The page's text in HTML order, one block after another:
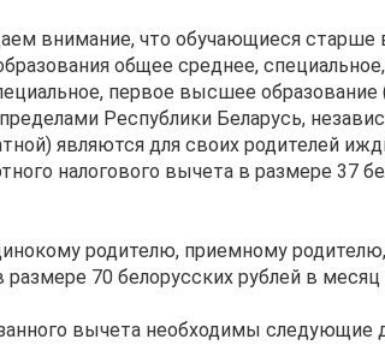
внимание, что обучающиеся старше
общее среднее,
первое высшее
пределами Республики Беларусь,
являются для своих родителей
налогового вычета в размере 37
родителю, приемному
размере 70 белорусских рублей в
вычета необходимы следующие